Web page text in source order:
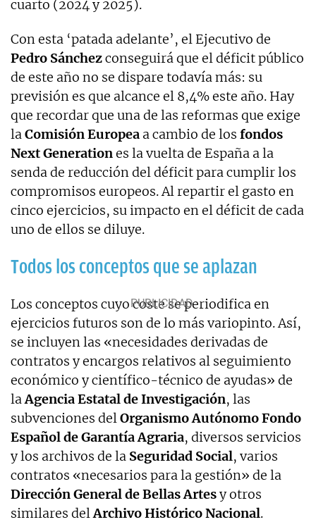
cuarto (2024 y 2025).
Con esta ‘patada adelante’, el Ejecutivo de
Pedro Sánchezconseguirá que el déficit público
de este año no se dispare todavía más: su
previsión es que alcance el 8,4% este año. Hay
que recordar que una de las reformas que exige
laComisión Europea a cambio de los fondos
Next Generationes la vuelta de España a la
senda de reducción del déficit para cumplir los
compromisos europeos. Al repartir el gasto en
cinco ejercicios, su impacto en el déficit de cada
uno de ellos se diluye.
Todos los conceptos que se aplazan
Los conceptos cuyo coste se periodifica en
ejercicios futuros son de lo más variopinto. Así,
se incluyen las «necesidades derivadas de
contratos y encargos relativos al seguimiento
económico y científico-técnico de ayudas» de
laAgencia Estatal de Investigación, las
subvenciones delOrganismo Autónomo Fondo
Español de Garantía Agraria, diversos servicios
y los archivos de la Seguridad Social, varios
contratos «necesarios para la gestión» de la
Dirección General de Bellas Artesy otros
similares delArchivo Histórico Nacional.